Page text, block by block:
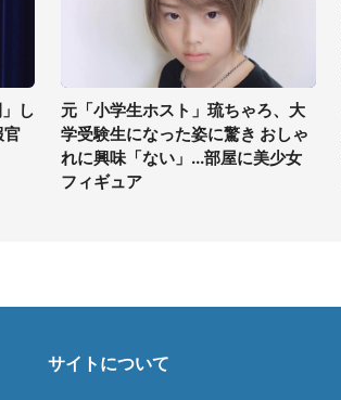
し
官
元「小学生ホスト」琉ちゃろ、大
学受験生になった姿に驚き おしゃ
れに興味「ない」...部屋に美少女
フィギュア
サイトについて